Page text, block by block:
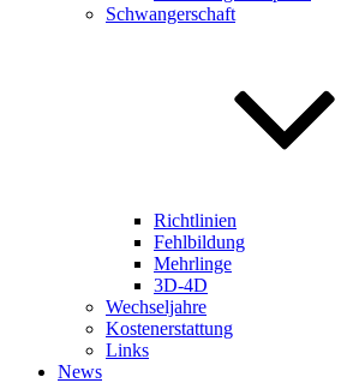
Schwangerschaft
Richtlinien
Fehlbildung
Mehrlinge
3D-4D
Wechseljahre
Kostenerstattung
Links
News